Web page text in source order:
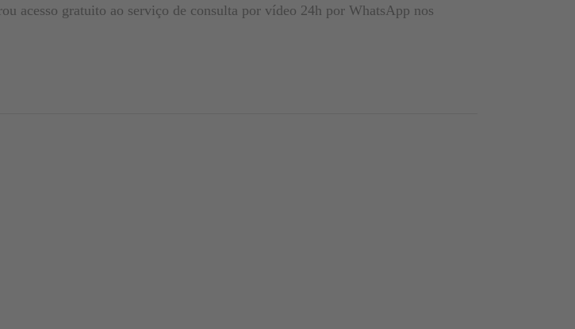
acesso gratuito ao serviço de consulta por vídeo 24h por WhatsApp nos